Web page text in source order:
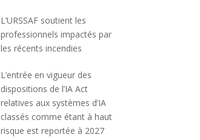
L’URSSAF soutient les
professionnels impactés par
les récents incendies
L’entrée en vigueur des
dispositions de l’IA Act
relatives aux systèmes d’IA
classés comme étant à haut
risque est reportée à 2027